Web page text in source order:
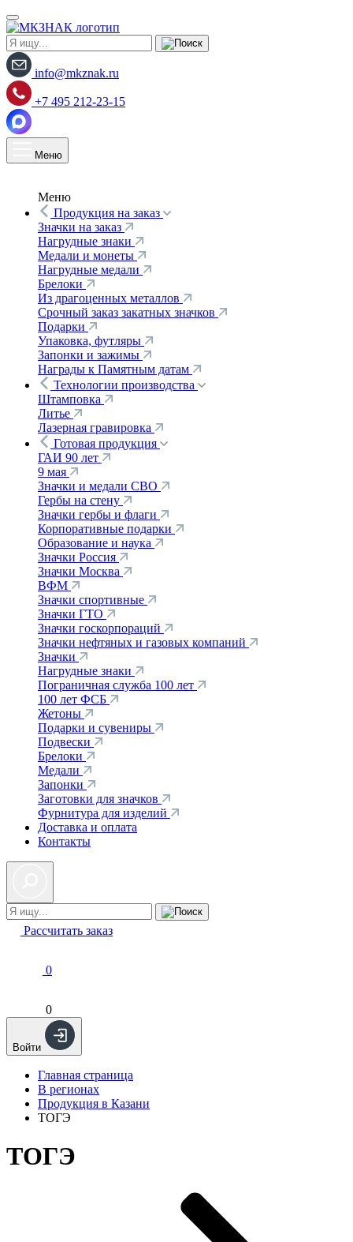
info@mkznak.ru
+7 495 212-23-15
Меню
Меню
Продукция на заказ
Значки на заказ
Нагрудные знаки
Медали и монеты
Нагрудные медали
Брелоки
Из драгоценных металлов
Срочный заказ закатных значков
Подарки
Упаковка, футляры
Запонки и зажимы
Награды к Памятным датам
Технологии производства
Штамповка
Литье
Лазерная гравировка
Готовая продукция
ГАИ 90 лет
9 мая
Значки и медали СВО
Гербы на стену
Значки гербы и флаги
Корпоративные подарки
Образование и наука
Значки Россия
Значки Москва
ВФМ
Значки спортивные
Значки ГТО
Значки госкорпораций
Значки нефтяных и газовых компаний
Значки
Нагрудные знаки
Пограничная служба 100 лет
100 лет ФСБ
Жетоны
Подарки и сувениры
Подвески
Брелоки
Медали
Запонки
Заготовки для значков
Фурнитура для изделий
Доставка и оплата
Контакты
Рассчитать заказ
0
0
Войти
Главная страница
В регионах
Продукция в Казани
ТОГЭ
ТОГЭ